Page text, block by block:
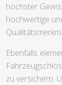
höchster
hochwertige
Ebenfalls
zu versichern.